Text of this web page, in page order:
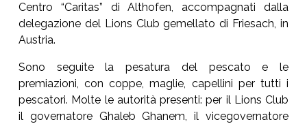
Centro “Caritas” di Althofen, accompagnati dalla
delegazione del Lions Club gemellato di Friesach, in
Austria.
Sono seguite la pesatura del pescato e le
premiazioni, con coppe, maglie, capellini per tutti i
pescatori. Molte le autorità presenti: per il Lions Club
il governatore Ghaleb Ghanem, il vicegovernatore